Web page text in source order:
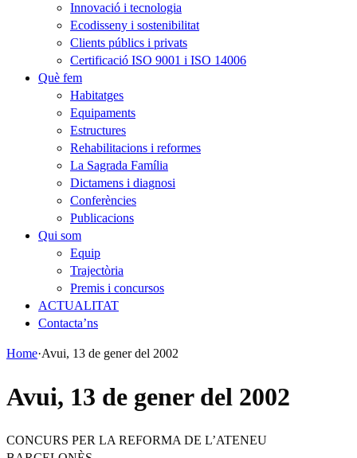
Innovació i tecnologia
Ecodisseny i sostenibilitat
Clients públics i privats
Certificació ISO 9001 i ISO 14006
Què fem
Habitatges
Equipaments
Estructures
Rehabilitacions i reformes
La Sagrada Família
Dictamens i diagnosi
Conferències
Publicacions
Qui som
Equip
Trajectòria
Premis i concursos
ACTUALITAT
Contacta’ns
Home·Avui, 13 de gener del 2002
Avui, 13 de gener del 2002
CONCURS PER LA REFORMA DE L’ATENEU